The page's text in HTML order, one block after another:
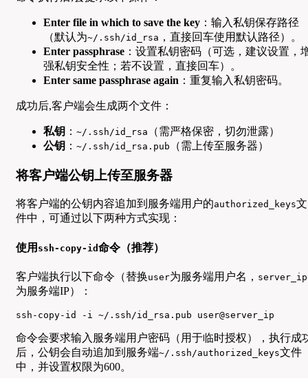
Enter file in which to save the key ：输入私钥保存路径
（默认为~/.ssh/id_rsa ，直接回车使用默认路径）。
Enter passphrase ：设置私钥密码（可选，建议设置，
强私钥安全性；若不设置，直接回车）。
Enter same passphrase again ：重复输入私钥密码。
成功后,客户端会生成两个文件：
私钥 ： ~/.ssh/id_rsa
（需严格保密，切勿泄露）
公钥 ： ~/.ssh/id_rsa.pub （需上传至服务器）
将客户端公钥上传至服务器
将客户端的公钥内容追加到服务端用户的authorized_keys文
件中，可通过以下两种方式实现：
使用 ssh-copy-id 命令（推荐）
客户端执行以下命令（替换user为服务端用户名， server_ip
为服务端IP）：
ssh-copy-id -i ~/.ssh/id_rsa.pub user@server_ip
命令会要求输入服务端用户密码（用于临时授权），执行成
后，公钥会自动追加到服务端~/.ssh/authorized_keys文件
中，并设置权限为600。